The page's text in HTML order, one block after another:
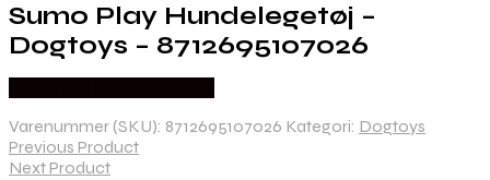
Sumo Play Hundelegetøj –
Dogtoys – 8712695107026
Varenummer (SKU): 8712695107026 Kategori: Dogtoys
Previous Product
Next Product